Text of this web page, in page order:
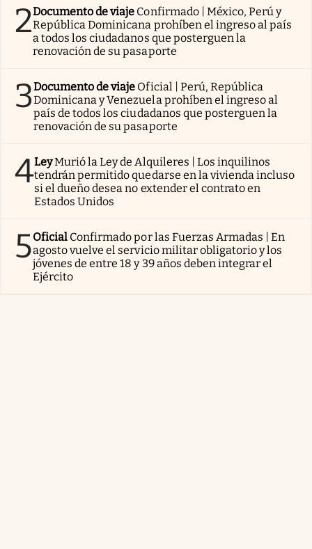
2Documento de viaje Confirmado | México, Perú y
República Dominicana prohíben el ingreso al país
a todos los ciudadanos que posterguen la
renovación de su pasaporte
3Documento de viaje Oficial | Perú, República
Dominicana y Venezuela prohíben el ingreso al
país de todos los ciudadanos que posterguen la
renovación de su pasaporte
4LeyMurió la Ley de Alquileres | Los inquilinos
tendrán permitido quedarse en la vivienda incluso
si el dueño desea no extender el contrato en
Estados Unidos
5Oficial Confirmado por las Fuerzas Armadas | En
agosto vuelve el servicio militar obligatorio y los
jóvenes de entre 18 y 39 años deben integrar el
Ejército